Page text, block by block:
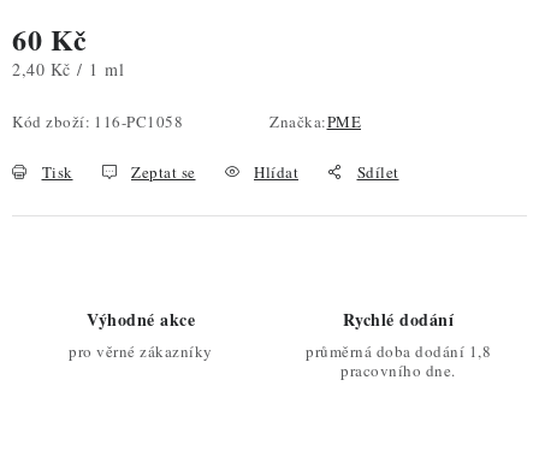
60 Kč
Měrná cena:
2,40 Kč / 1 ml
Kód zboží: 116-PC1058 Značka:PME
Tisk Zeptat se Hlídat Sdílet
Výhodné akce
pro věrné zákazníky
Rychlé dodání
průměrná doba dodání 1,8
pracovního dne.